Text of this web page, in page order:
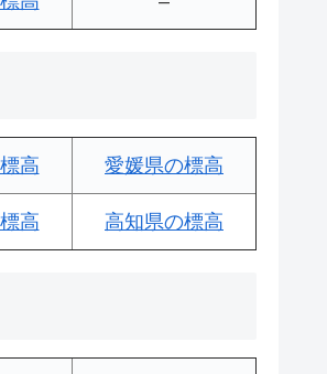
高 愛媛県の標高
高 高知県の標高